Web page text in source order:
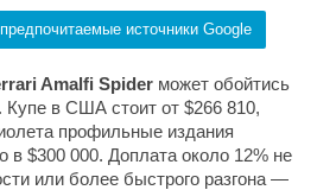
источники Google
Amalfi Spider может обойтись
Купе в США стоит от $266 810,
профильные издания
в $300 000. Доплата около 12% не
или более быстрого разгона —